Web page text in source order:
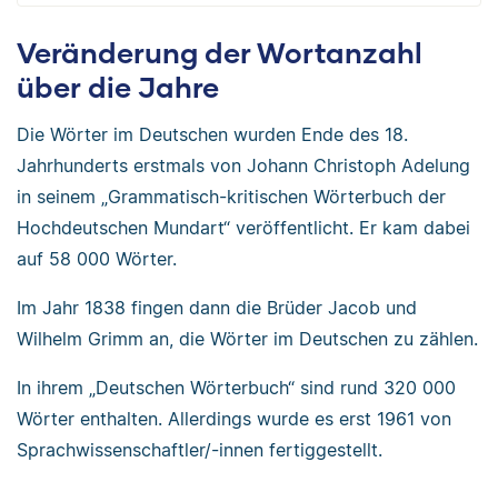
Veränderung der Wortanzahl
über die Jahre
Die Wörter im Deutschen wurden Ende des 18.
Jahrhunderts erstmals von Johann Christoph Adelung
in seinem „Grammatisch-kritischen Wörterbuch der
Hochdeutschen Mundart“ veröffentlicht. Er kam dabei
auf 58 000 Wörter.
Im Jahr 1838 fingen dann die Brüder Jacob und
Wilhelm Grimm an, die Wörter im Deutschen zu zählen.
In ihrem „Deutschen Wörterbuch“ sind rund 320 000
Wörter enthalten. Allerdings wurde es erst 1961 von
Sprachwissenschaftler/-innen fertiggestellt.